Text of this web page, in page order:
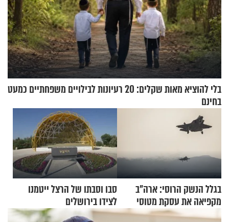
בלי להוציא מאות שקלים: 20 רעיונות לבילויים משפחתיים כמעט
בחינם
בגלל הנשק הרוסי: ארה"ב
מקפיאה את עסקת מטוסי
הקרב לטורקיה
סבו וסבתו של הרצל ייטמנו
לצידו בירושלים